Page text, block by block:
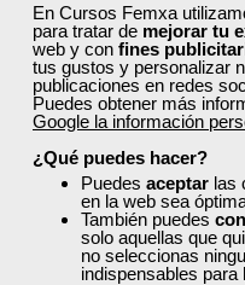
En Cursos Femxa
para tratar de mejorar tu
web y con fines
tus gustos y personalizar
publicaciones en redes
Puedes obtener más
Google la información
¿Qué puedes hacer?
Puedes aceptar las
en la web sea
También puedes
solo aquellas que
no seleccionas
indispensables para
ONLINE